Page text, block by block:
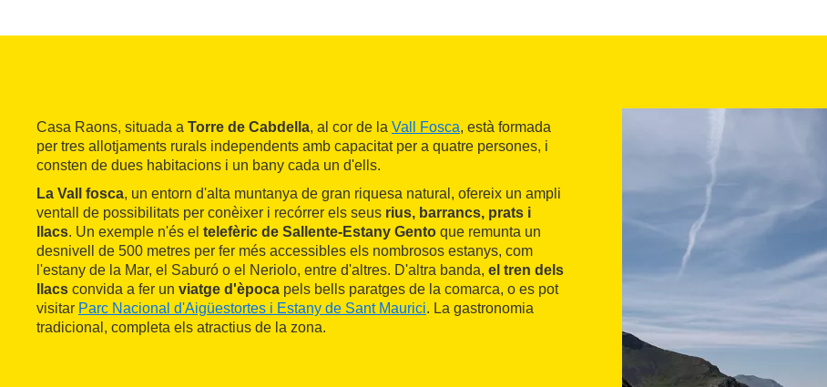
Casa Raons, situada a Torre de Cabdella, al cor de la Vall Fosca, està formada
per tres allotjaments rurals independents amb capacitat per a quatre persones, i
consten de dues habitacions i un bany cada un d'ells.
La Vall fosca, un entorn d'alta muntanya de gran riquesa natural, ofereix un ampli
ventall de possibilitats per conèixer i recórrer els seus rius, barrancs, prats i
llacs. Un exemple n'és el telefèric de Sallente-Estany Gento que remunta un
desnivell de 500 metres per fer més accessibles els nombrosos estanys, com
l'estany de la Mar, el Saburó o el Neriolo, entre d'altres. D'altra banda, el tren dels
llacs convida a fer un viatge d'època pels bells paratges de la comarca, o es pot
visitar Parc Nacional d'Aigüestortes i Estany de Sant Maurici. La gastronomia
tradicional, completa els atractius de la zona.